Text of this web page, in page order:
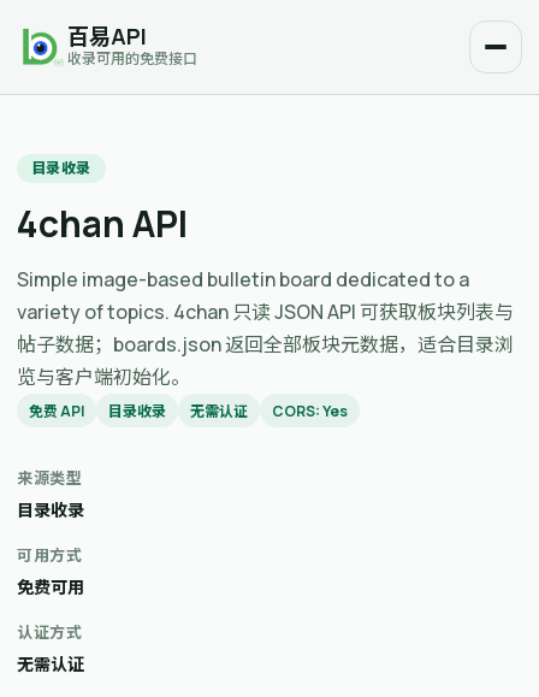
百易API
收录可用的免费接口
目录收录
4chan API
Simple image-based bulletin board dedicated to a
variety of topics. 4chan 只读 JSON API 可获取板块列表与
帖子数据；boards.json 返回全部板块元数据，适合目录浏
览与客户端初始化。
免费 API 目录收录 无需认证 CORS: Yes
来源类型
目录收录
可用方式
免费可用
认证方式
无需认证